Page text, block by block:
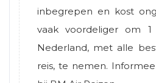
inbegrepen en kost
vaak voordeliger om
Nederland, met alle
reis, te nemen.